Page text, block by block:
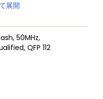
展開
50MHz,
QFP 112